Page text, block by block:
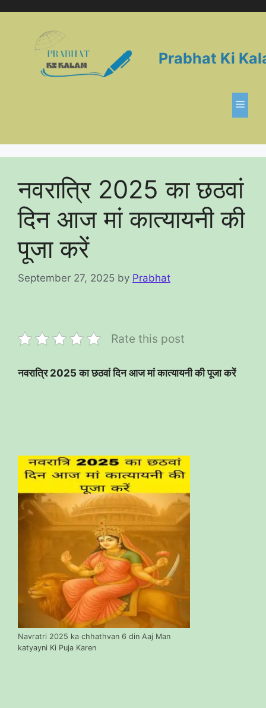
Prabhat Ki
नवरात्रि 2025 का छठवां
दिन आज मां कात्यायनी की
पूजा करें
September 27, 2025 by Prabhat
Rate this post
नवरात्रि 2025 का छठवां दिन आज मां कात्यायनी की पूजा करें
Navratri 2025 ka chhathvan 6 din Aaj Man
katyayni Ki Puja Karen